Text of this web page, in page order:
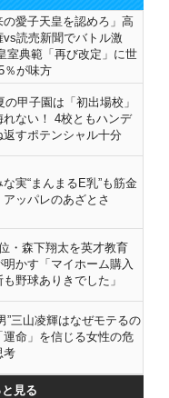
の愛子天皇を認めろ」高
vs読売新聞でバトル激
室典範「再び改定」に世
％が味方
の甲子園は「初出場校」
れない！ 4校ともハンデ
返すポテンシャル十分
な実“まんまるE乳”も筋金
アッパレのあざとさ
・森下翔太を英才教育
明かす「マイホーム購入
野球ありきでした」
”三山凌輝はなぜモテるの
運命」を信じる女性の危
考
と見る